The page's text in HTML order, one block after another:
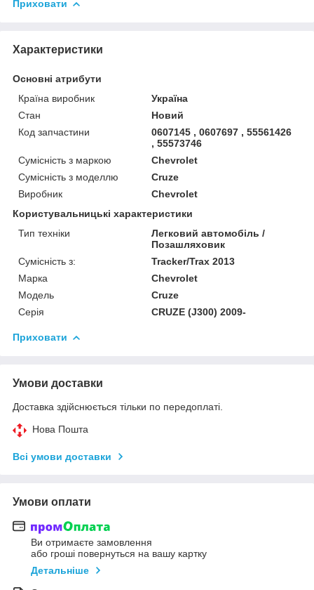
Приховати
Характеристики
Основні атрибути
Країна виробник
Україна
Стан
Новий
Код запчастини
0607145 , 0607697 , 55561426
, 55573746
Сумісність з маркою
Chevrolet
Сумісність з моделлю
Cruze
Виробник
Chevrolet
Користувальницькі характеристики
Тип техніки
Легковий автомобіль /
Позашляховик
Сумісність з:
Tracker/Trax 2013
Марка
Chevrolet
Модель
Cruze
Серія
CRUZE (J300) 2009-
Приховати
Умови доставки
Доставка здійснюється тільки по передоплаті.
Нова Пошта
Всі умови доставки
Умови оплати
Ви отримаєте замовлення
або гроші повернуться на вашу картку
Детальніше